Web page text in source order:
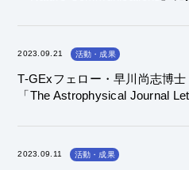
2023.09.21 活動・成果
T-GExフェロー・早川尚志博
「The Astrophysical Journal
2023.09.11 活動・成果